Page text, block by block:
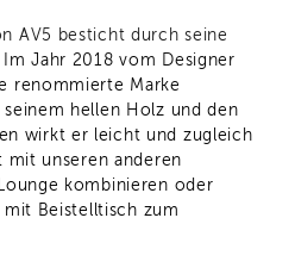
AV5 besticht durch seine
Jahr 2018 vom Designer
renommierte Marke
hellen Holz und den
wirkt er leicht und zugleich
mit unseren anderen
kombinieren oder
Beistelltisch zum